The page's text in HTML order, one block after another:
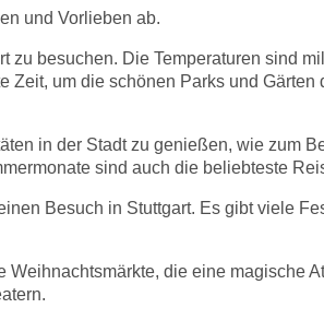
und Vorlieben ab.
zu besuchen. Die Temperaturen sind
Zeit, um die schönen Parks und
in der Stadt zu genießen, wie zum
sind auch die beliebteste
Besuch in Stuttgart. Es gibt viele
Weihnachtsmärkte, die eine magische